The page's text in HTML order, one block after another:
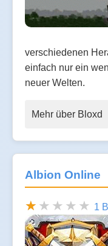
verschiedenen
einfach nur ein
neuer Welten.
Mehr über Bloxd
Albion Online
1